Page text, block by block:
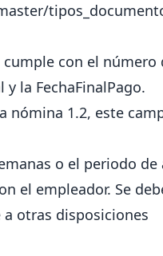
con el número
la FechaFinalPago.
nómina 1.2, este
o el periodo de
el empleador. Se
otras disposiciones